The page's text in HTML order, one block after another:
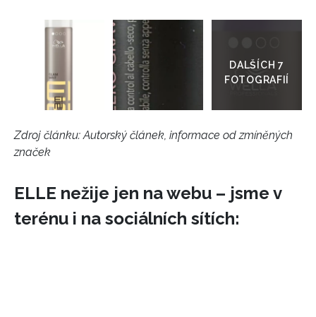
galerie
Zdroj článku: Autorský článek, informace od zmíněných
značek
ELLE nežije jen na webu – jsme v
terénu i na sociálních sítích: